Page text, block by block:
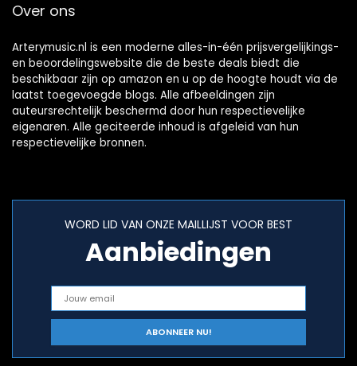
Over ons
Arterymusic.nl is een moderne alles-in-één prijsvergelijkings-
en beoordelingswebsite die de beste deals biedt die
beschikbaar zijn op amazon en u op de hoogte houdt via de
laatst toegevoegde blogs. Alle afbeeldingen zijn
auteursrechtelijk beschermd door hun respectievelijke
eigenaren. Alle geciteerde inhoud is afgeleid van hun
respectievelijke bronnen.
WORD LID VAN ONZE MAILLIJST VOOR BEST
Aanbiedingen